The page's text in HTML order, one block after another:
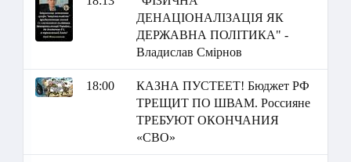
ДЕНАЦІОНАЛІЗАЦІЯ ЯК
ДЕРЖАВНА ПОЛІТИКА" -
Владислав Смірнов
18:00
КАЗНА ПУСТЕЕТ! Бюджет РФ
ТРЕЩИТ ПО ШВАМ. Россияне
ТРЕБУЮТ ОКОНЧАНИЯ
«СВО»